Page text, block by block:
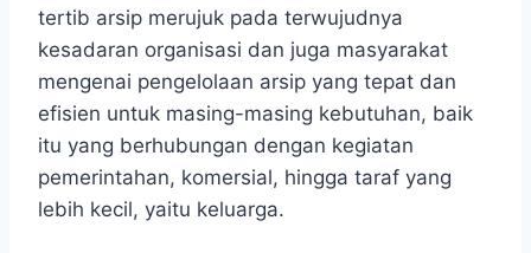
tertib arsip merujuk pada terwujudnya
kesadaran organisasi dan juga masyarakat
mengenai pengelolaan arsip yang tepat dan
efisien untuk masing-masing kebutuhan, baik
itu yang berhubungan dengan kegiatan
pemerintahan, komersial, hingga taraf yang
lebih kecil, yaitu keluarga.